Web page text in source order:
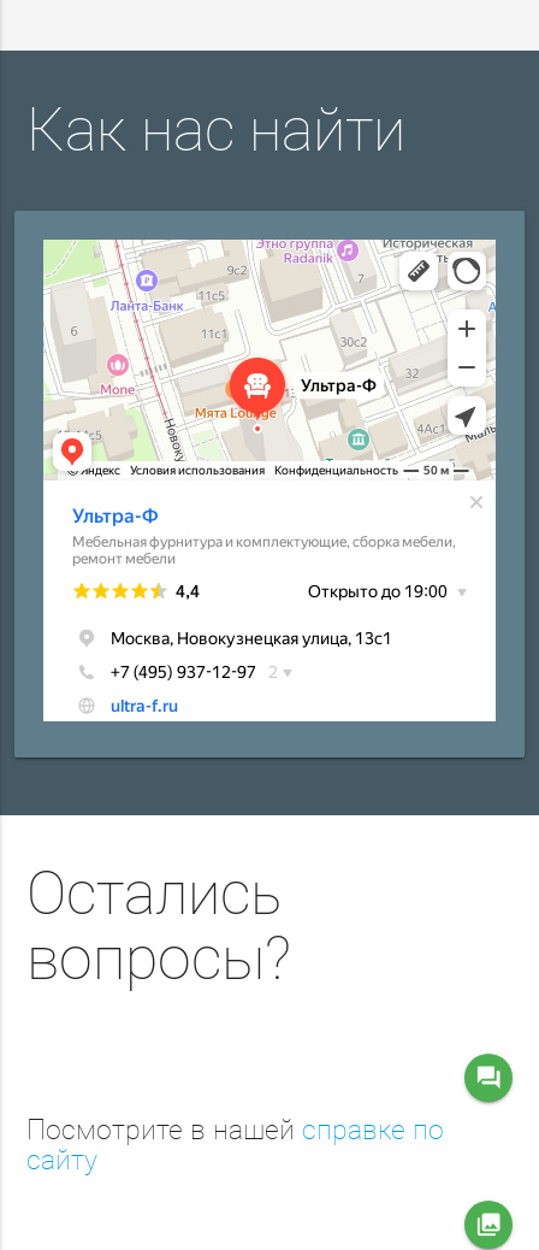
Как нас найти
Остались
вопросы?
question_answer
Посмотрите в нашей справке по
сайту
collections